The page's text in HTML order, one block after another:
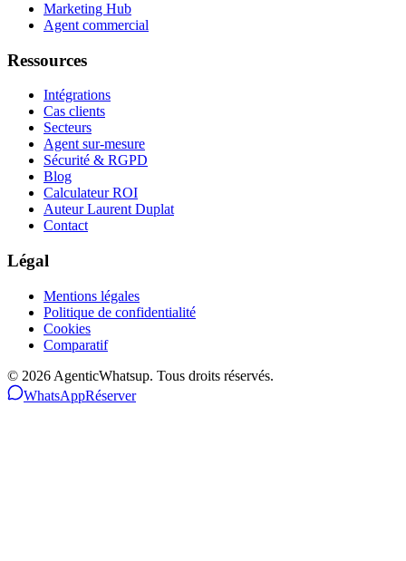
Marketing Hub
Agent commercial
Ressources
Intégrations
Cas clients
Secteurs
Agent sur-mesure
Sécurité & RGPD
Blog
Calculateur ROI
Auteur Laurent Duplat
Contact
Légal
Mentions légales
Politique de confidentialité
Cookies
Comparatif
© 2026 AgenticWhatsup. Tous droits réservés.
WhatsAppRéserver